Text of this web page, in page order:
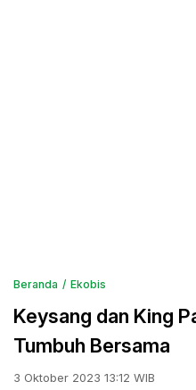
Beranda Ekobis
Keysang dan King
Tumbuh Bersama
3 Oktober 2023 13:12 WIB